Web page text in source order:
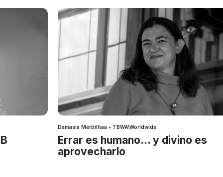
Damasia Merbilhaa • TBWA\Worldwide
Errar es humano… y divino es
aprovecharlo